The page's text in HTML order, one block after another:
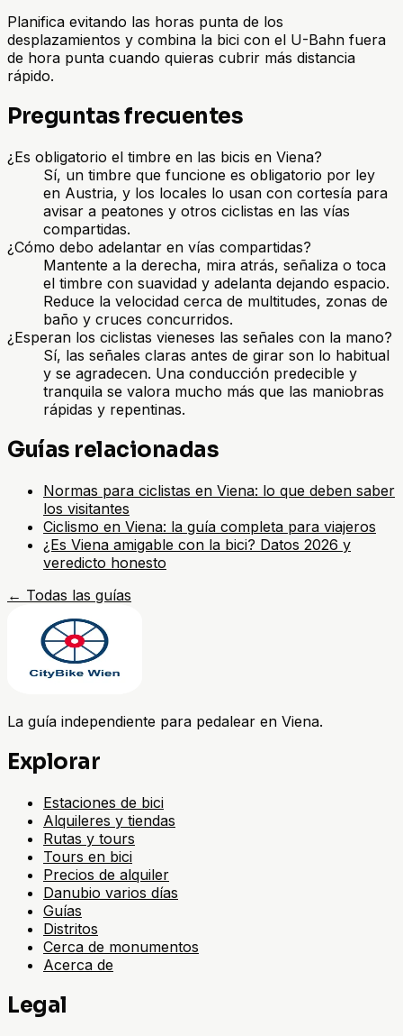
Planifica evitando las horas punta de los
desplazamientos y combina la bici con el U-Bahn fuera
de hora punta cuando quieras cubrir más distancia
rápido.
Preguntas frecuentes
¿Es obligatorio el timbre en las bicis en Viena?
Sí, un timbre que funcione es obligatorio por ley
en Austria, y los locales lo usan con cortesía para
avisar a peatones y otros ciclistas en las vías
compartidas.
¿Cómo debo adelantar en vías compartidas?
Mantente a la derecha, mira atrás, señaliza o toca
el timbre con suavidad y adelanta dejando espacio.
Reduce la velocidad cerca de multitudes, zonas de
baño y cruces concurridos.
¿Esperan los ciclistas vieneses las señales con la mano?
Sí, las señales claras antes de girar son lo habitual
y se agradecen. Una conducción predecible y
tranquila se valora mucho más que las maniobras
rápidas y repentinas.
Guías relacionadas
Normas para ciclistas en Viena: lo que deben saber
los visitantes
Ciclismo en Viena: la guía completa para viajeros
¿Es Viena amigable con la bici? Datos 2026 y
veredicto honesto
← Todas las guías
La guía independiente para pedalear en Viena.
Explorar
Estaciones de bici
Alquileres y tiendas
Rutas y tours
Tours en bici
Precios de alquiler
Danubio varios días
Guías
Distritos
Cerca de monumentos
Acerca de
Legal